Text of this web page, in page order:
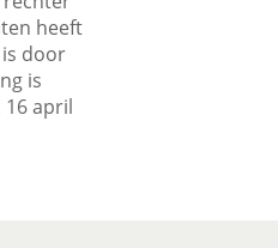
heeft
door
is
april